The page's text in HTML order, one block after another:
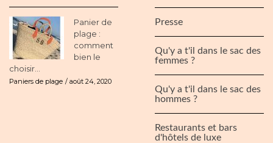
Panier de
plage :
comment
bien le
choisir...
Paniers de plage août 24, 2020
Presse
Qu'y a t'il dans le sac des
femmes ?
Qu'y a t'il dans le sac des
hommes ?
Restaurants et bars
d'hôtels de luxe